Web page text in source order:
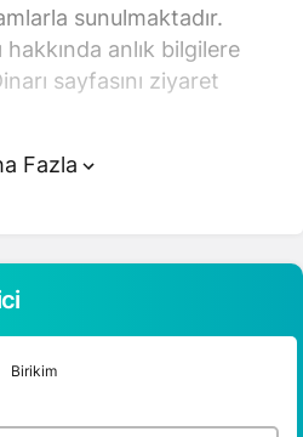
sunulmaktadır.
anlık bilgilere
sayfasını ziyaret
bugün düştü.
saatte 0,050000 değişim
işlemleri için, sayfanın
Fazla
Birikim